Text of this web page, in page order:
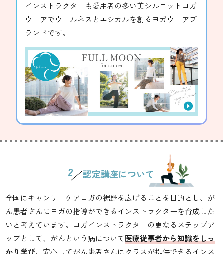
インストラクターも愛用者の多い美シルエットヨガ
ウェアでウェルネスとエシカルを創るヨガウェアブ
ランドです。
認定講座について
全国にキャンサーケアヨガの裾野を広げることを目的とし、が
ん患者さんにヨガの指導ができるインストラクターを育成した
いと考えています。ヨガインストラクターの更なるステップア
ップとして、がんという病について医療従事者から知識をしっ
かり学び、安心してがん患者さんにクラスが提供できるインス